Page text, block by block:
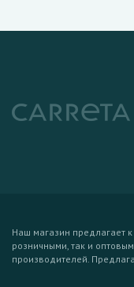
Наш магазин предлагает
розничными, так и
производителей.